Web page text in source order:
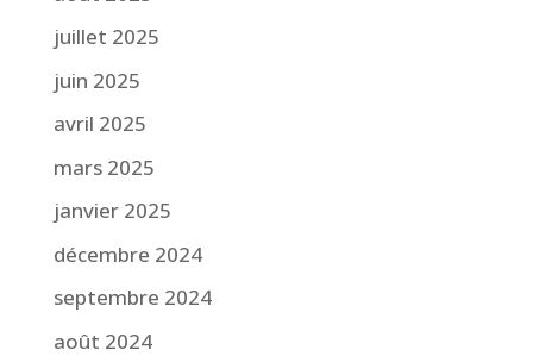
juillet 2025
juin 2025
avril 2025
mars 2025
janvier 2025
décembre 2024
septembre 2024
août 2024